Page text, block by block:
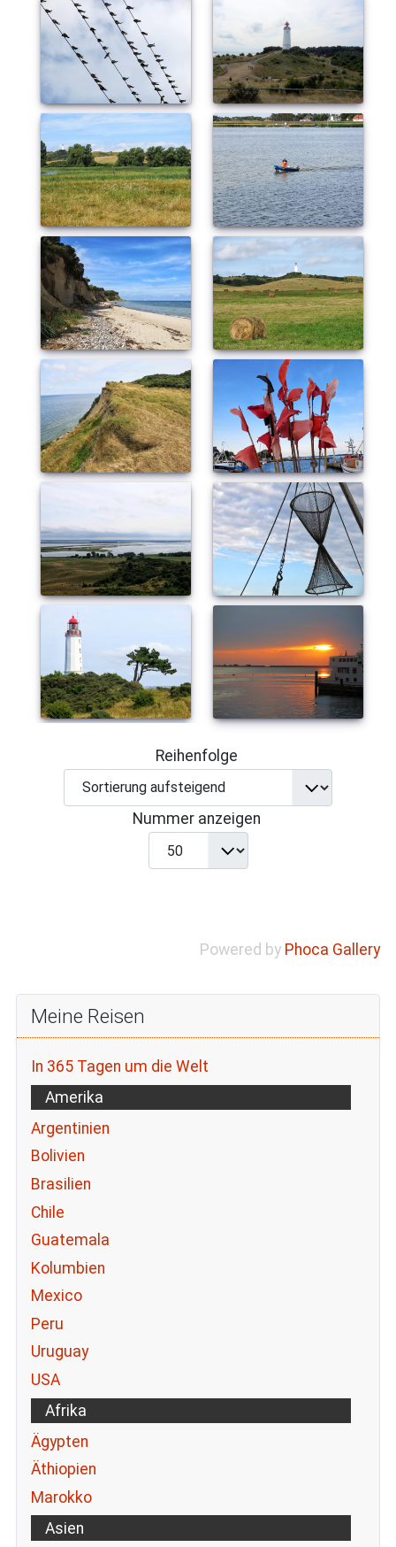
Reihenfolge
Nummer anzeigen
Powered by Phoca Gallery
Meine Reisen
In 365 Tagen um die Welt
Amerika
Argentinien
Bolivien
Brasilien
Chile
Guatemala
Kolumbien
Mexico
Peru
Uruguay
USA
Afrika
Ägypten
Äthiopien
Marokko
Asien